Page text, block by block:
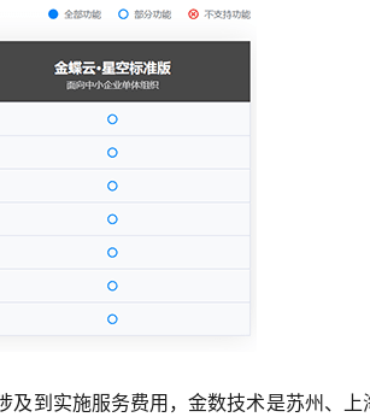
及到实施服务费用，金数技术是苏州、上